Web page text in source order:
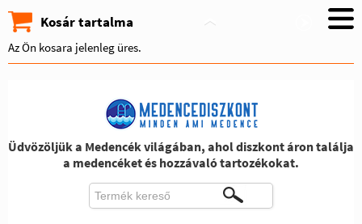
Kosár tartalma
Az Ön kosara jelenleg üres.
Üdvözöljük a Medencék világában, ahol diszkont áron találja
a medencéket és hozzávaló tartozékokat.